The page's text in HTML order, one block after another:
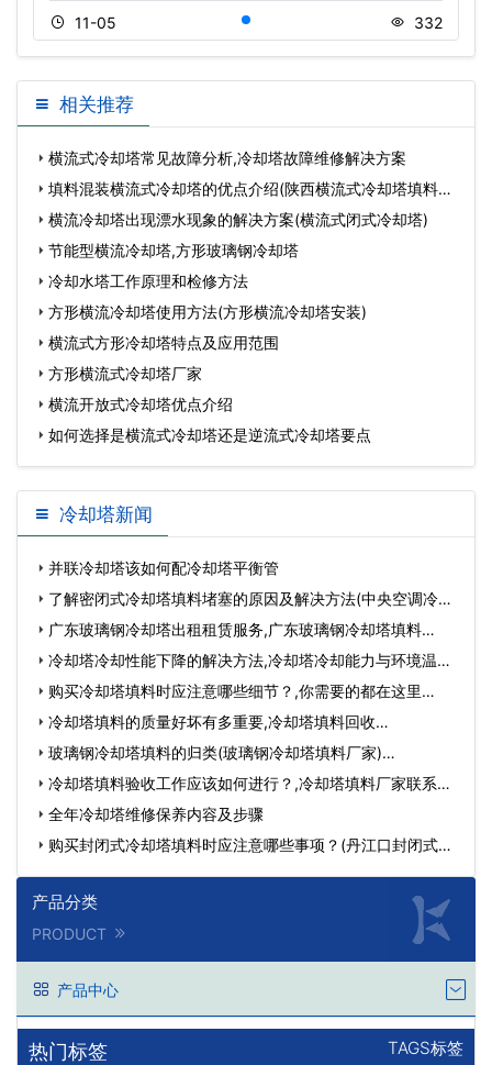
11-05 332
相关推荐
横流式冷却塔常见故障分析,冷却塔故障维修解决方案
填料混装横流式冷却塔的优点介绍(陕西横流式冷却塔填料更
换 横流冷却塔出现漂水现象的解决方案(横流式闭式冷却塔)
节能型横流冷却塔,方形玻璃钢冷却塔
冷却水塔工作原理和检修方法
方形横流冷却塔使用方法(方形横流冷却塔安装)
横流式方形冷却塔特点及应用范围
方形横流式冷却塔厂家
横流开放式冷却塔优点介绍
如何选择是横流式冷却塔还是逆流式冷却塔要点
冷却塔新闻
并联冷却塔该如何配冷却塔平衡管
了解密闭式冷却塔填料堵塞的原因及解决方法(中央空调冷却
塔…广东玻璃钢冷却塔出租租赁服务,广东玻璃钢冷却塔填料…
冷却塔冷却性能下降的解决方法,冷却塔冷却能力与环境温
度…购买冷却塔填料时应注意哪些细节？,你需要的都在这里…
冷却塔填料的质量好坏有多重要,冷却塔填料回收…
玻璃钢冷却塔填料的归类(玻璃钢冷却塔填料厂家)…
冷却塔填料验收工作应该如何进行？,冷却塔填料厂家联系方
式…全年冷却塔维修保养内容及步骤
购买封闭式冷却塔填料时应注意哪些事项？(丹江口封闭式冷
却塔…
产品分类
PRODUCT
产品中心
热门标签 TAGS标签